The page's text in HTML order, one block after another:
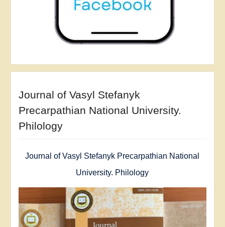
Journal of Vasyl Stefanyk
Precarpathian National University.
Philology
Journal of Vasyl Stefanyk Precarpathian National
University. Philology